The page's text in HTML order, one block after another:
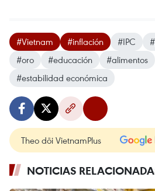
#Vietnam #inflación #IPC
#oro
#educación
#alimentos
#estabilidad económica
Theo dõi VietnamPlus
NOTICIAS